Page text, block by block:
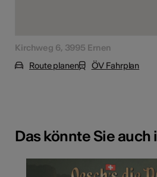
Kirchweg 6, 3995 Ernen
Route planen
ÖV Fahrplan
Das könnte Sie